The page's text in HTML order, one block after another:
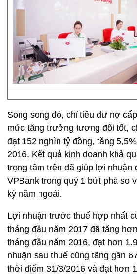
Song song đó, chỉ tiêu dư nợ
mức tăng trưởng tương đối tốt,
đạt 152 nghìn tỷ đồng, tăng
2016. Kết quả kinh doanh khả
trọng tâm trên đã giúp lợi nhuận
VPBank trong quý 1 bứt phá so
kỳ năm ngoái.
Lợi nhuận trước thuế hợp nhất
tháng đầu năm 2017 đã tăng
tháng đầu năm 2016, đạt hơn
nhuận sau thuế cũng tăng gần
thời điểm 31/3/2016 và đạt hơn